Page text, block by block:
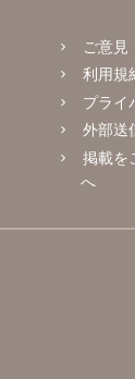
ご意見
利用規
プライ
外部送
掲載を
へ